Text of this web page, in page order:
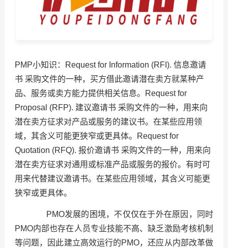
PMP小知识：Request for Information (RFI). 信息邀请
书 采购文件的一种，买方借此邀请潜在卖方就某种产
品、服务或卖方能力提供相关信息。Request for
Proposal (RFP). 建议邀请书 采购文件的一种，用来向
潜在卖方征求对产品或服务的建议书。在某些应用领
域，其含义可能更狭窄或更具体。Request for
Quotation (RFQ). 报价邀请书 采购文件的一种，用来向
潜在卖方征求对通用或标准产品或服务的报价。有时可
用来代替建议邀请书。在某些应用领域，其含义可能更
狭窄或更具体。
PMO发展的困境，不仅仅在于外在原因，同时
PMO内部也存在人员专业技能不高、缺乏激励考核机制
等问题，因此建立高效运行的PMO，还应从内部改革做